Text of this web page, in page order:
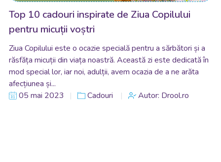
Top 10 cadouri inspirate de Ziua Copilului
pentru micuții voștri
Ziua Copilului este o ocazie specială pentru a sărbători și a
răsfăța micuții din viața noastră. Această zi este dedicată în
mod special lor, iar noi, adulții, avem ocazia de a ne arăta
afecțiunea și...
05 mai 2023
Cadouri Autor: Drool.ro